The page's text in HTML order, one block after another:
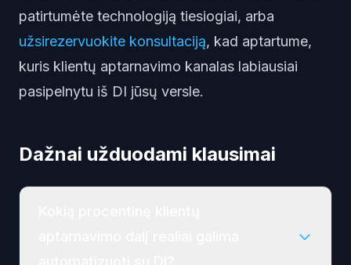
patirtumėte technologiją tiesiogiai, arba
užsirezervuokite konsultaciją, kad aptartume,
kuris klientų aptarnavimo kanalas labiausiai
pasipelnytu iš DI jūsų versle.
Dažnai užduodami klausimai